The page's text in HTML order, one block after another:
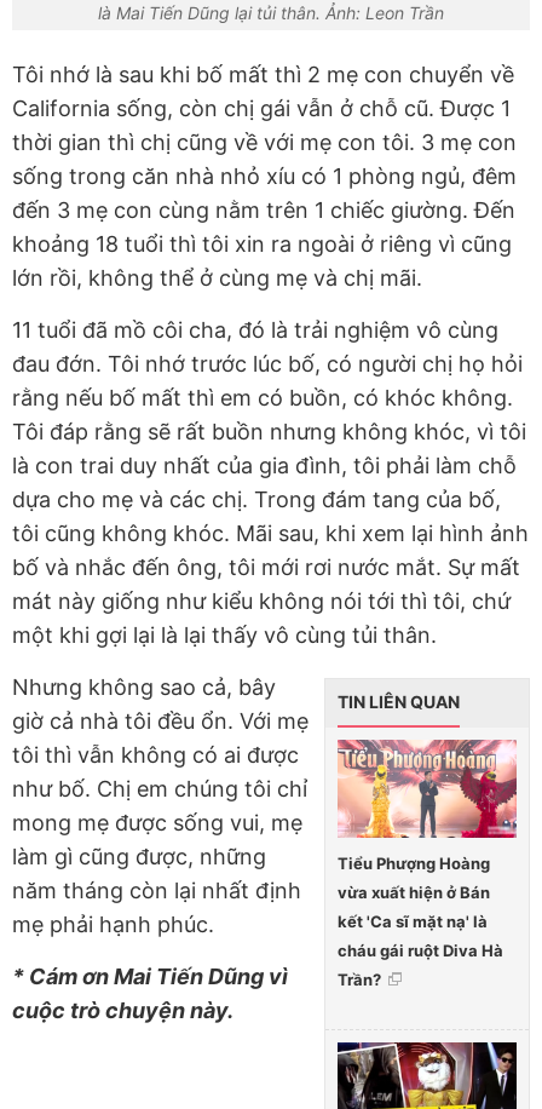
là Mai Tiến Dũng lại tủi thân. Ảnh: Leon Trần
Tôi nhớ là sau khi bố mất thì 2 mẹ con chuyển về
California sống, còn chị gái vẫn ở chỗ cũ. Được 1
thời gian thì chị cũng về với mẹ con tôi. 3 mẹ con
sống trong căn nhà nhỏ xíu có 1 phòng ngủ, đêm
đến 3 mẹ con cùng nằm trên 1 chiếc giường. Đến
khoảng 18 tuổi thì tôi xin ra ngoài ở riêng vì cũng
lớn rồi, không thể ở cùng mẹ và chị mãi.
11 tuổi đã mồ côi cha, đó là trải nghiệm vô cùng
đau đớn. Tôi nhớ trước lúc bố, có người chị họ hỏi
rằng nếu bố mất thì em có buồn, có khóc không.
Tôi đáp rằng sẽ rất buồn nhưng không khóc, vì tôi
là con trai duy nhất của gia đình, tôi phải làm chỗ
dựa cho mẹ và các chị. Trong đám tang của bố,
tôi cũng không khóc. Mãi sau, khi xem lại hình ảnh
bố và nhắc đến ông, tôi mới rơi nước mắt. Sự mất
mát này giống như kiểu không nói tới thì tôi, chứ
một khi gợi lại là lại thấy vô cùng tủi thân.
TIN LIÊN QUAN
Tiểu Phượng Hoàng
vừa xuất hiện ở Bán
kết 'Ca sĩ mặt nạ' là
cháu gái ruột Diva Hà
Trần?
Nhưng không sao cả, bây
giờ cả nhà tôi đều ổn. Với mẹ
tôi thì vẫn không có ai được
như bố. Chị em chúng tôi chỉ
mong mẹ được sống vui, mẹ
làm gì cũng được, những
năm tháng còn lại nhất định
mẹ phải hạnh phúc.
* Cám ơn Mai Tiến Dũng vì
cuộc trò chuyện này.